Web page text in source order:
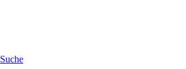
Suche